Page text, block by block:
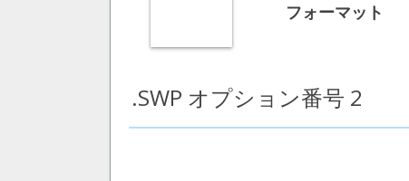
フォーマット
.SWP オプション番号 2